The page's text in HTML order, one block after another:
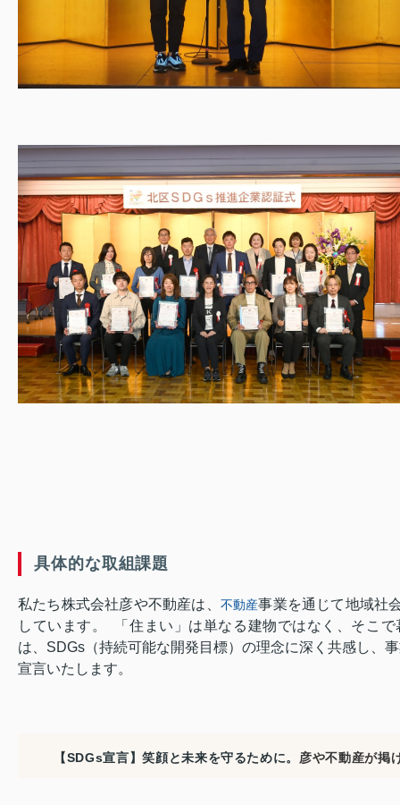
具体的な取組課題
私たち株式会社彦や不動産は、 不動産事業を通じて地域社
しています。 「住まい」は単なる建物ではなく、そこ
は、SDGs（持続可能な開発目標）の理念に深く共感し、
宣言いたします。
【SDGs宣言】笑顔と未来を守るために。 彦や不動産が掲